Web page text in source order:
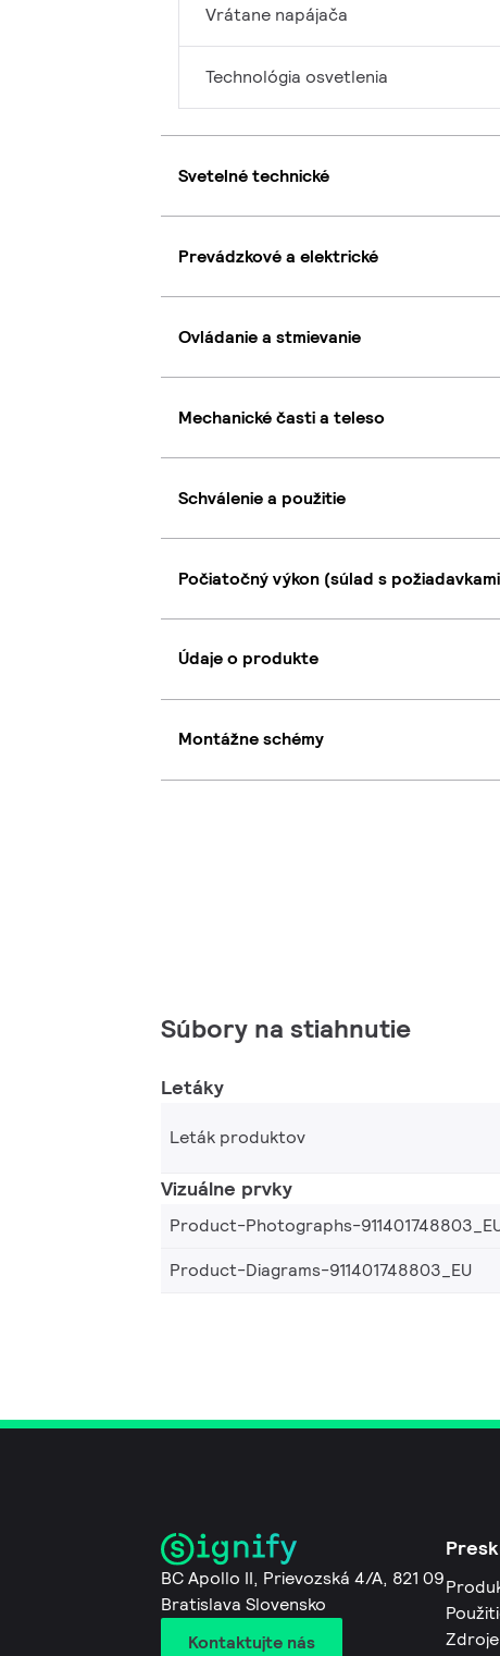
Vrátane napájača
Technológia osvetlenia
Svetelné technické
Prevádzkové a elektrické
Ovládanie a stmievanie
Mechanické časti a teleso
Schválenie a použitie
Počiatočný výkon (súlad s
Údaje o produkte
Montážne schémy
Súbory na stiahnutie
Letáky
Leták produktov
Vizuálne prvky
Product-Photographs-
Product-Diagrams-911401748803_EU
BC Apollo II, Prievozská 4/A, 821 09
Bratislava Slovensko
Kontaktujte nás
Zdroje